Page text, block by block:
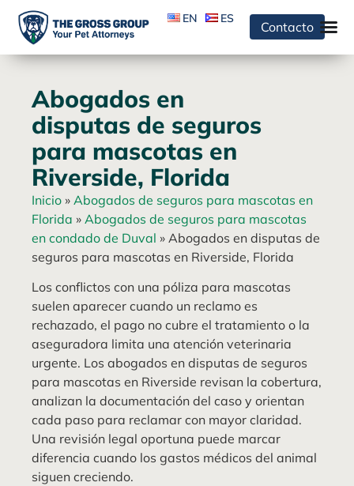
EN ES
Contacto
Abogados en
disputas de seguros
para mascotas en
Riverside, Florida
Inicio » Abogados de seguros para mascotas en
Florida » Abogados de seguros para mascotas
en condado de Duval » Abogados en disputas de
seguros para mascotas en Riverside, Florida
Los conflictos con una póliza para mascotas
suelen aparecer cuando un reclamo es
rechazado, el pago no cubre el tratamiento o la
aseguradora limita una atención veterinaria
urgente. Los abogados en disputas de seguros
para mascotas en Riverside revisan la cobertura,
analizan la documentación del caso y orientan
cada paso para reclamar con mayor claridad.
Una revisión legal oportuna puede marcar
diferencia cuando los gastos médicos del animal
siguen creciendo.